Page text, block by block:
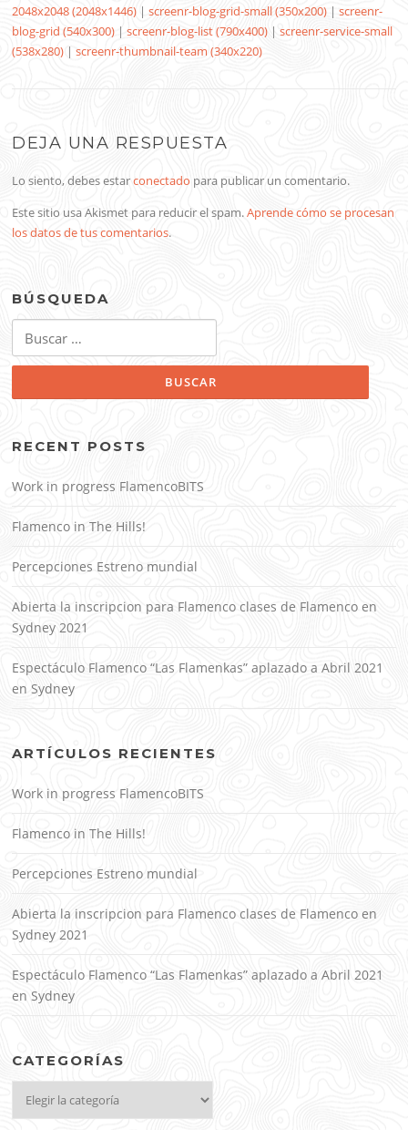
2048x2048 (2048x1446) |screenr-blog-grid-small (350x200) |screenr-
blog-grid (540x300) |screenr-blog-list (790x400) |screenr-service-small
(538x280) |screenr-thumbnail-team (340x220)
DEJA UNA RESPUESTA
Lo siento, debes estarconectado para publicar un comentario.
Este sitio usa Akismet para reducir el spam.Aprende cómo se procesan
los datos de tus comentarios.
BÚSQUEDA
RECENT POSTS
Work in progress FlamencoBITS
Flamenco in The Hills!
Percepciones Estreno mundial
Abierta la inscripcion para Flamenco clases de Flamenco en
Sydney 2021
Espectáculo Flamenco “Las Flamenkas” aplazado a Abril 2021
en Sydney
ARTÍCULOS RECIENTES
Work in progress FlamencoBITS
Flamenco in The Hills!
Percepciones Estreno mundial
Abierta la inscripcion para Flamenco clases de Flamenco en
Sydney 2021
Espectáculo Flamenco “Las Flamenkas” aplazado a Abril 2021
en Sydney
CATEGORÍAS